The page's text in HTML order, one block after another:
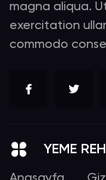
magna aliqua.
exercitation
commodo
YEME